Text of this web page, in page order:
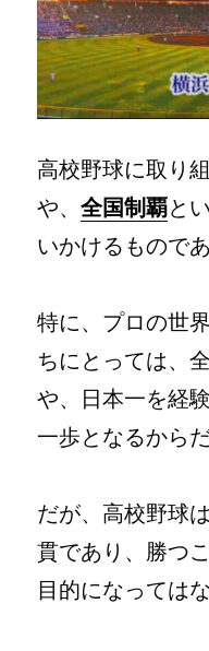
高校野球に取り
や、全国制覇と
いかけるものであ
特に、プロの世
ちにとっては、
や、日本一を経
一歩となるからだ
だが、高校野球
貫であり、勝つ
目的になっては